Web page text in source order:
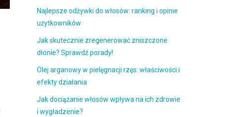
Najlepsze odżywki do włosów: ranking i opinie
użytkowników
Jak skutecznie zregenerować zniszczone
dłonie? Sprawdź porady!
Olej arganowy w pielęgnacji rzęs: właściwości i
efekty działania
Jak dociążanie włosów wpływa na ich zdrowie
i wygładzenie?